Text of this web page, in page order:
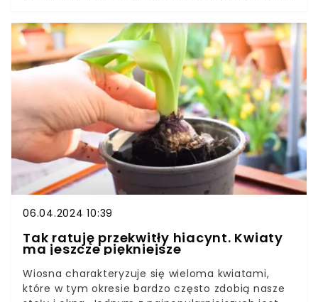
balkonie możemy posadzić zioła, ale też niektóre
warzywa i owoce. Jednak zdecydowanie
najchętniej siejemy kwiaty. Przedstawiamy
najładniejsze kwiaty na balkon. Szczególnie jeden
gatunek robi furę w tym sezonie.
06.04.2024 10:39
Tak ratuję przekwitły hiacynt. Kwiaty
ma jeszcze piękniejsze
Wiosna charakteryzuje się wieloma kwiatami,
które w tym okresie bardzo często zdobią nasze